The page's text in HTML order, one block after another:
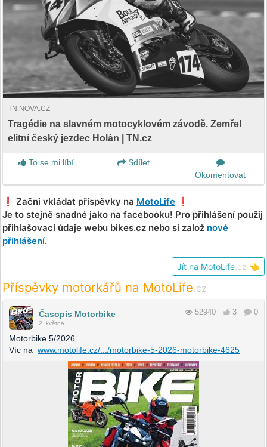
TN.NOVA.CZ
Tragédie na slavném motocyklovém závodě. Zemřel
elitní český jezdec Holán | TN.cz
To se mi líbí
Sdílet
Okomentovat
❗️ Začni vkládat příspěvky na MotoLife ❗️
Je to stejně snadné jako na facebooku! Pro přihlášení použij
přihlašovací údaje webu bikes.cz nebo si založ nové
přihlášení.
Jít na MotoLife .cz 👈
Příspěvky motorkářů na MotoLife.cz
Časopis Motorbike
2. května
52940 3 0
Motorbike 5/2026
Víc na www.motolife.cz/.../motorbike-5-2026-motorbike-4625